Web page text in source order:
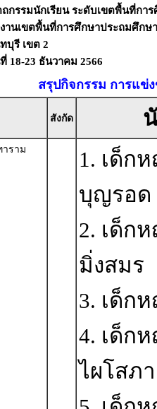
กรรมนักเรียน ระดับเขตพื้นที่การ
านเขตพื้นที่การศึกษาประถมศึกษ
รี เขต 2
18-23 ธันวาคม 2566
สรุปกิจกรรม การแข่
สังกัด
าราม
1. เด็
บุญรอด
2. เด็
มิ่งสมร
3. เด็ก
4. เด็ก
ไผโสภา